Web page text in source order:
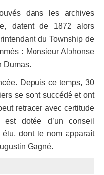
dans les archives
datent de 1872 alors
du Township de
: Monsieur Alphonse
Dumas.
Depuis ce temps, 30
se sont succédé et ont
retracer avec certitude
dotée d’un conseil
dont le nom apparaît
Gagné.